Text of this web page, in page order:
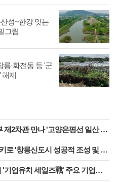
성~한강 잇는
그림
릉·화전동 등 '군
해제
만나 '고양은평선 일산 연장 반영' 등 요청
신도시 성공적 조성 및 자족기능 강화 협력'
즈戰' 주요 기업에 고양시장 명의 투자 제안